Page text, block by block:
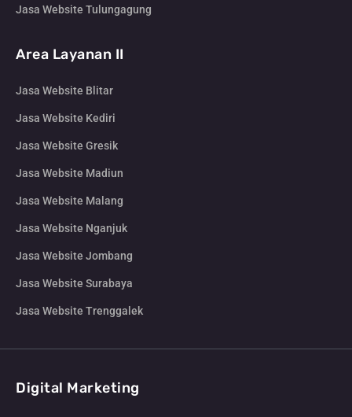
Jasa Website Tulungagung
Area Layanan II
Jasa Website Blitar
Jasa Website Kediri
Jasa Website Gresik
Jasa Website Madiun
Jasa Website Malang
Jasa Website Nganjuk
Jasa Website Jombang
Jasa Website Surabaya
Jasa Website Trenggalek
Digital Marketing